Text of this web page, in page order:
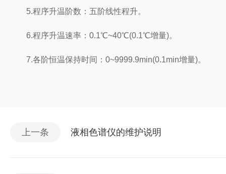
5.程序升温阶数：五阶线性程升。
6.程序升温速率：0.1℃~40℃(0.1℃增量)。
7.各阶恒温保持时间：0~9999.9min(0.1min增量)。
上一条 液相色谱仪的维护说明